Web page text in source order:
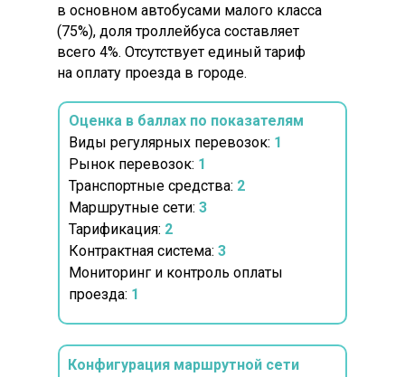
Оценка в баллах по показателям
Виды регулярных перевозок: 1
Рынок перевозок: 1
Транспортные средства: 2
Маршрутные сети: 3
Тарификация: 2
Контрактная система: 3
Мониторинг и контроль оплаты
проезда: 1
в основном автобусами малого класса
(75%), доля троллейбуса составляет
всего 4%. Отсутствует единый тариф
на оплату проезда в городе.
Конфигурация маршрутной сети